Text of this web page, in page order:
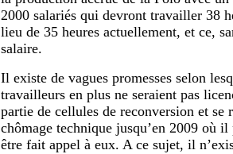
2000 salariés qui devront travailler 38
lieu de 35 heures actuellement, et ce,
salaire.
Il existe de vagues promesses selon
travailleurs en plus ne seraient pas
partie de cellules de reconversion et se
chômage technique jusqu’en 2009 où
être fait appel à eux. A ce sujet, il